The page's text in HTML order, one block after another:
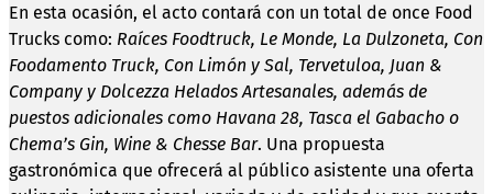
En esta ocasión, el acto contará con un total de once Food
Trucks como: Raíces Foodtruck, Le Monde, La Dulzoneta, Con
Foodamento Truck, Con Limón y Sal, Tervetuloa, Juan &
Company y Dolcezza Helados Artesanales, además de
puestos adicionales como Havana 28, Tasca el Gabacho o
Chema’s Gin, Wine & Chesse Bar. Una propuesta
gastronómica que ofrecerá al público asistente una oferta